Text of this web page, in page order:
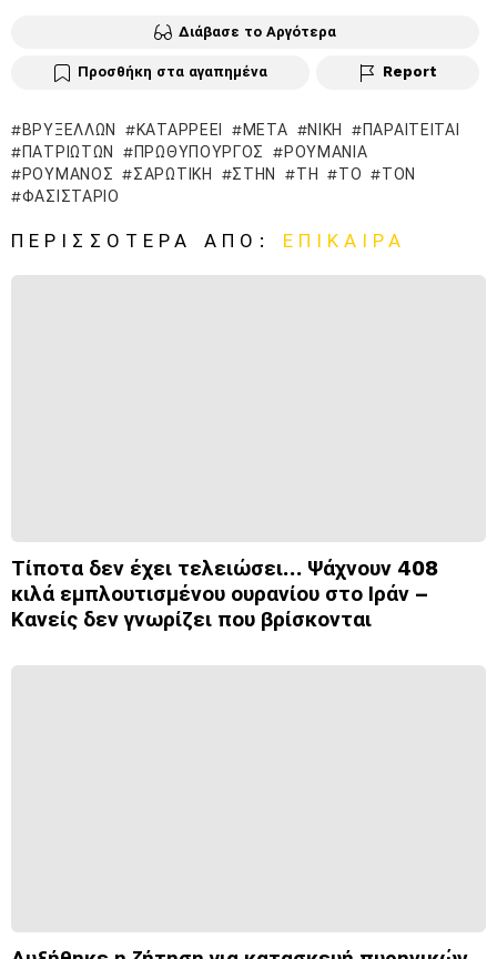
Διάβασε το Αργότερα
Προσθήκη στα αγαπημένα Report
ΒΡΥΞΕΛΛΏΝ ΚΑΤΑΡΡΈΕΙ ΜΕΤΆ ΝΊΚΗ
ΠΑΡΑΙΤΕΊΤΑΙ
ΠΑΤΡΙΩΤΏΝ
ΠΡΩΘΥΠΟΥΡΓΌΣ
ΡΟΥΜΑΝΊΑ
ΡΟΥΜΆΝΟΣ
ΣΑΡΩΤΙΚΉ ΣΤΗΝ ΤΗ ΤΟ
ΤΟΝ
ΦΑΣΙΣΤΑΡΙΌ
ΠΕΡΙΣΣΌΤΕΡΑ ΑΠΌ: ΕΠΊΚΑΙΡΑ
Τίποτα δεν έχει τελειώσει… Ψάχνουν 408
κιλά εμπλουτισμένου ουρανίου στο Ιράν –
Κανείς δεν γνωρίζει που βρίσκονται